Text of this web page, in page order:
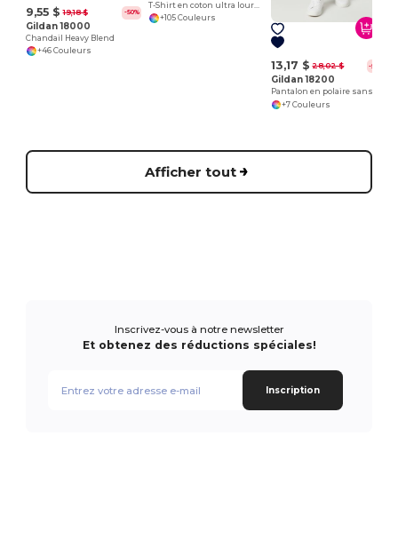
9,55 $ 19,18 $ -50%
Gildan 18000
Chandail Heavy Blend
+46 Couleurs
+105 Couleurs
13,17 $ 28,02 $ -53%
Gildan 18200
+7 Couleurs
Afficher tout
Inscrivez-vous à notre newsletter
Et obtenez des réductions spéciales!
Inscription